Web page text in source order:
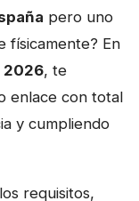
pero uno
físicamente? En
2026, te
enlace con total
y cumpliendo
requisitos,